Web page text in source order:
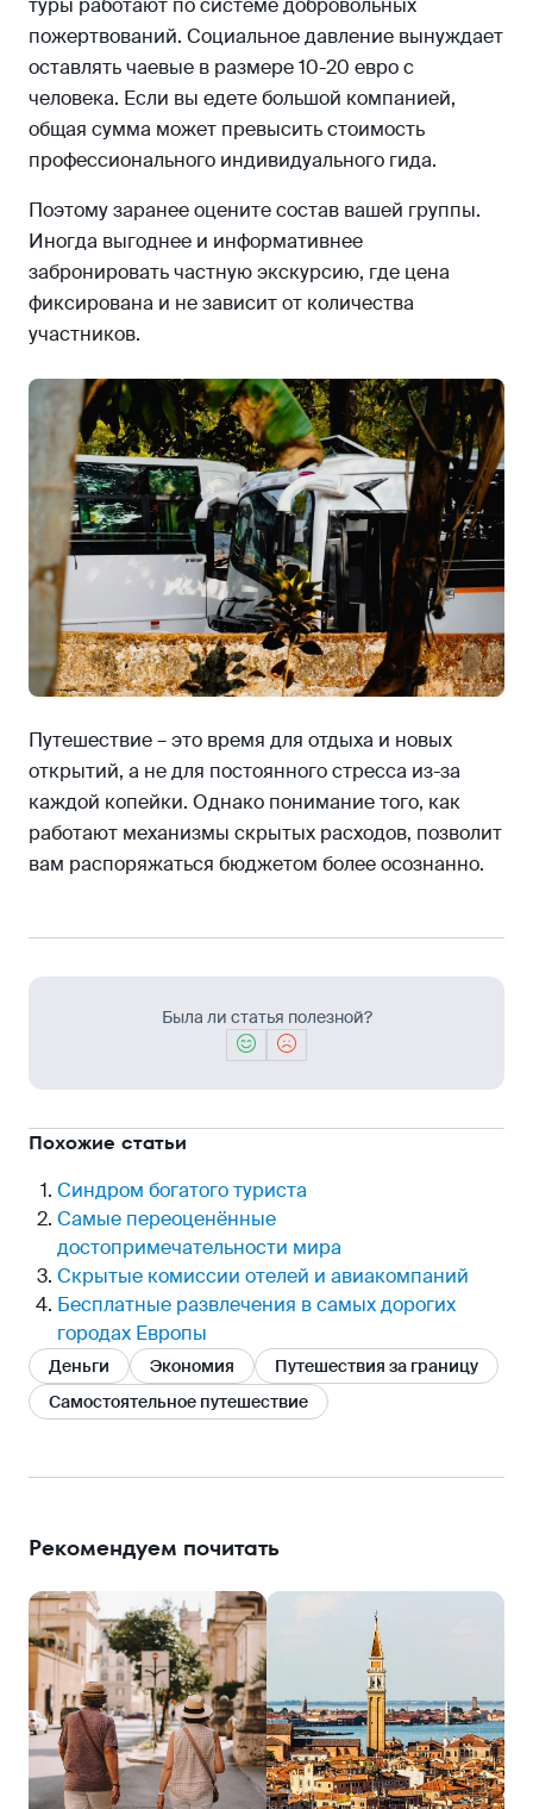
туры работают по системе добровольных
пожертвований. Социальное давление вынуждает
оставлять чаевые в размере 10-20 евро с
человека. Если вы едете большой компанией,
общая сумма может превысить стоимость
профессионального индивидуального гида.
Поэтому заранее оцените состав вашей группы.
Иногда выгоднее и информативнее
забронировать частную экскурсию, где цена
фиксирована и не зависит от количества
участников.
Путешествие – это время для отдыха и новых
открытий, а не для постоянного стресса из-за
каждой копейки. Однако понимание того, как
работают механизмы скрытых расходов, позволит
вам распоряжаться бюджетом более осознанно.
Была ли статья полезной?
Похожие статьи
Синдром богатого туриста
Самые переоценённые
достопримечательности мира
Скрытые комиссии отелей и авиакомпаний
Бесплатные развлечения в самых дорогих
городах Европы
Деньги Экономия
Путешествия за границу
Самостоятельное путешествие
Рекомендуем почитать